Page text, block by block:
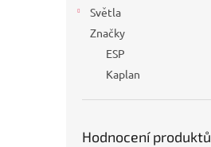
Světla
Značky
ESP
Kaplan
Hodnocení produktů